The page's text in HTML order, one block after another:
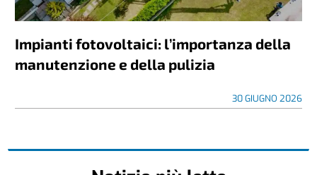
Impianti fotovoltaici: l’importanza della
manutenzione e della pulizia
30 GIUGNO 2026